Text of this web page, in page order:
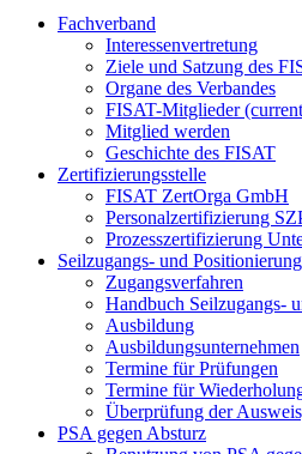
Fachverband
Interessenvertretung
Ziele und Satzung des
Organe des Verbandes
FISAT-Mitglieder
Mitglied werden
Geschichte des FISAT
Zertifizierungsstelle
FISAT ZertOrga GmbH
Personalzertifizierung
Prozesszertifizierung
Seilzugangs- und
Zugangsverfahren
Handbuch Seilzugangs-
Ausbildung
Ausbildungsunternehmen
Termine für Prüfungen
Termine für
Überprüfung der
PSA gegen Absturz